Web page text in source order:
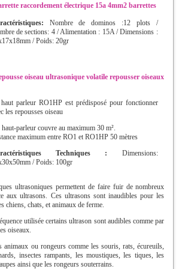
raccordement électrique 15a 4mm2 barrettes
Nombre de dominos :12 plots /
de sections: 4 / Alimentation : 15A / Dimensions :
/ Poids: 20gr
oiseau ultrasonique volatile repousser oiseaux
parleur RO1HP est prédisposé pour fonctionner
les repousses oiseau
parleur couvre au maximum 30 m².
maximum entre RO1 et RO1HP 50 mètres
Techniques : Dimensions:
/ Poids: 100gr
ultrasoniques permettent de faire fuir de nombreux
aux ultrasons. Ces ultrasons sont inaudibles pour les
chiens, chats, et animaux de ferme.
utilisée certains ultrason sont audibles comme par
oiseaux.
animaux ou rongeurs comme les souris, rats, écureuils,
insectes rampants, les moustiques, les tiques, les
ainsi que les rongeurs souterrains.